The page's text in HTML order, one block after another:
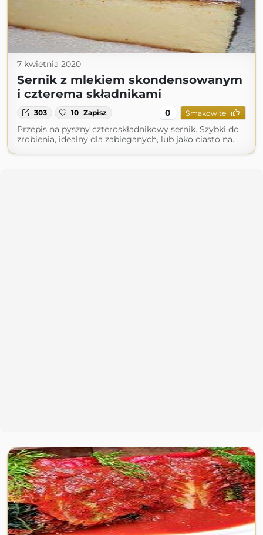
7 kwietnia 2020
Sernik z mlekiem skondensowanym
i czterema składnikami
303 10 Zapisz 0 Smakowite
Przepis na pyszny czteroskładnikowy sernik. Szybki do
zrobienia, idealny dla zabieganych, lub jako ciasto na…